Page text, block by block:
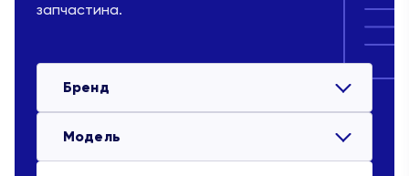
запчастина.
Бренд
Модель